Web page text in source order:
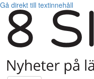
Gå direkt till textinnehåll